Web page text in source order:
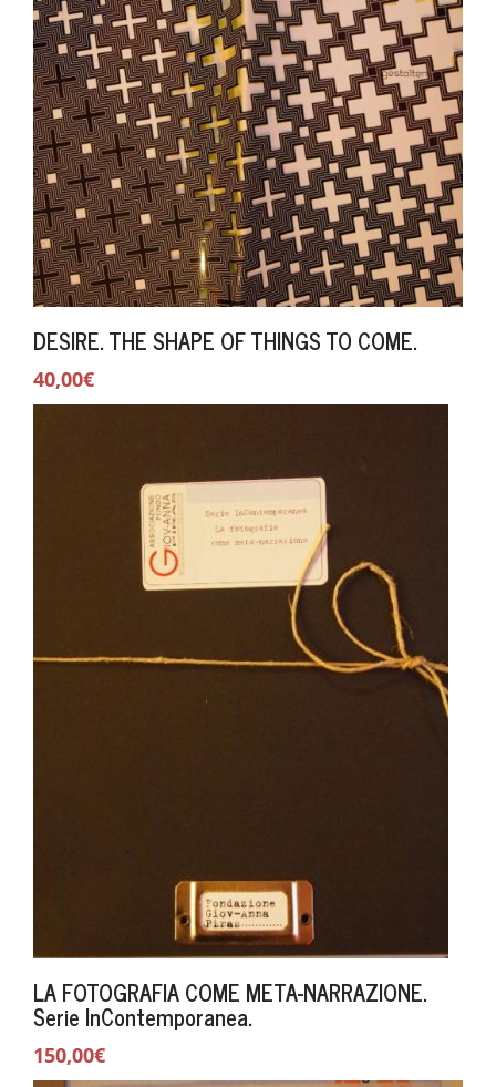
DESIRE. THE SHAPE OF THINGS TO COME.
40,00€
LA FOTOGRAFIA COME META-NARRAZIONE.
Serie InContemporanea.
150,00€